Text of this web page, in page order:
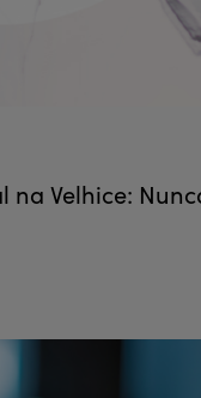
na Velhice: